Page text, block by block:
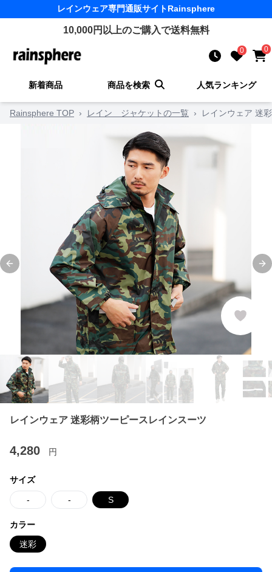
レインウェア専門通販サイトRainsphere
10,000円以上のご購入で送料無料
0 0
新着商品 商品を検索 人気ランキング
Rainsphere TOP › レイン ジャケットの一覧 › レインウェア 迷
Previous slide
レインウェア 迷彩柄ツーピースレインスーツ
4,280 円
サイズ
- - S
カラー
迷彩